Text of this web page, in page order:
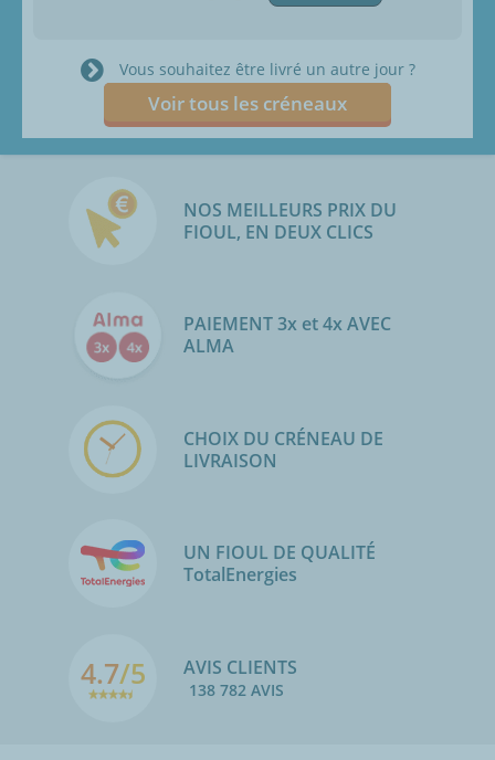
Vous souhaitez être livré un autre jour ?
Voir tous les créneaux
NOS MEILLEURS PRIX DU
FIOUL, EN DEUX CLICS
PAIEMENT 3x et 4x AVEC
ALMA
CHOIX DU CRÉNEAU DE
LIVRAISON
UN FIOUL DE QUALITÉ
TotalEnergies
4.7/5 AVIS CLIENTS
138 782 AVIS